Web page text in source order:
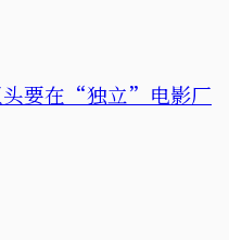
头要在“独立”电影厂